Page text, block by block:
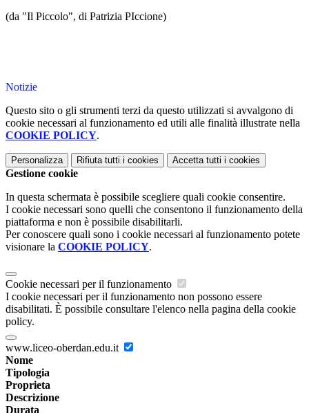
(da "Il Piccolo", di Patrizia PIccione)
Notizie
Questo sito o gli strumenti terzi da questo utilizzati si avvalgono di
cookie necessari al funzionamento ed utili alle finalità illustrate nella
COOKIE POLICY.
Personalizza Rifiuta tutti i cookies Accetta tutti i cookies
Gestione cookie
In questa schermata è possibile scegliere quali cookie consentire.
I cookie necessari sono quelli che consentono il funzionamento della
piattaforma e non è possibile disabilitarli.
Per conoscere quali sono i cookie necessari al funzionamento potete
visionare la COOKIE POLICY.
Cookie necessari per il funzionamento
I cookie necessari per il funzionamento non possono essere
disabilitati. È possibile consultare l'elenco nella pagina della cookie
policy.
www.liceo-oberdan.edu.it
Nome
Tipologia
Proprieta
Descrizione
Durata